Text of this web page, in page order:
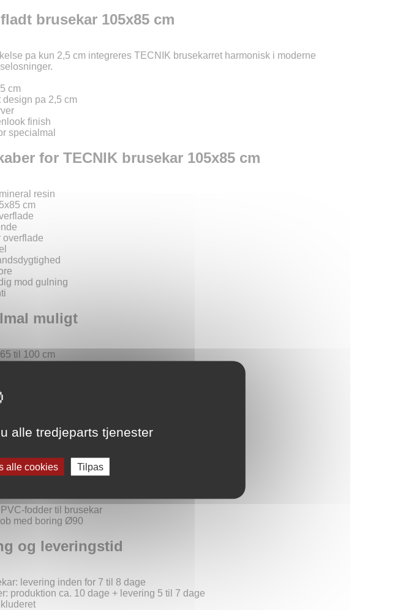
brusekar 105x85 cm
pa kun 2,5 cm integreres TECNIK brusekarret harmonisk i moderne
cm
design pa 2,5 cm
finish
specialmal
for TECNIK brusekar 105x85 cm
resin
cm
overflade
mod gulning
muligt
til 100 cm
med brusekarret
udgang
muligheder
fodder til brusekar
med boring Ø90
og leveringstid
levering inden for 7 til 8 dage
produktion ca. 10 dage + levering 5 til 7 dage
alle tredjeparts tjenester
alle cookies Tilpas